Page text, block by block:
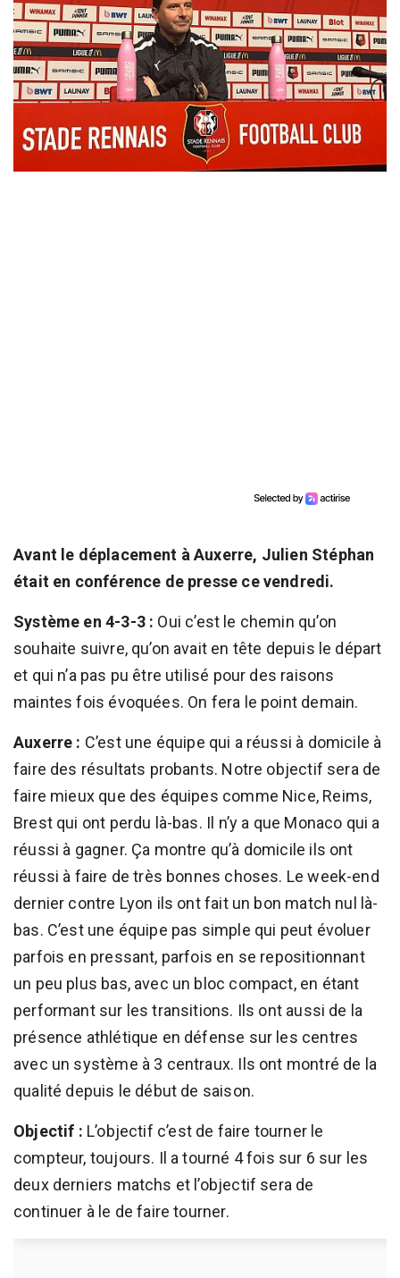
Avant le déplacement à Auxerre, Julien Stéphan
était en conférence de presse ce vendredi.
Système en 4-3-3 : Oui c’est le chemin qu’on
souhaite suivre, qu’on avait en tête depuis le départ
et qui n’a pas pu être utilisé pour des raisons
maintes fois évoquées. On fera le point demain.
Auxerre : C’est une équipe qui a réussi à domicile à
faire des résultats probants. Notre objectif sera de
faire mieux que des équipes comme Nice, Reims,
Brest qui ont perdu là-bas. Il n’y a que Monaco qui a
réussi à gagner. Ça montre qu’à domicile ils ont
réussi à faire de très bonnes choses. Le week-end
dernier contre Lyon ils ont fait un bon match nul là-
bas. C’est une équipe pas simple qui peut évoluer
parfois en pressant, parfois en se repositionnant
un peu plus bas, avec un bloc compact, en étant
performant sur les transitions. Ils ont aussi de la
présence athlétique en défense sur les centres
avec un système à 3 centraux. Ils ont montré de la
qualité depuis le début de saison.
Objectif : L’objectif c’est de faire tourner le
compteur, toujours. Il a tourné 4 fois sur 6 sur les
deux derniers matchs et l’objectif sera de
continuer à le de faire tourner.